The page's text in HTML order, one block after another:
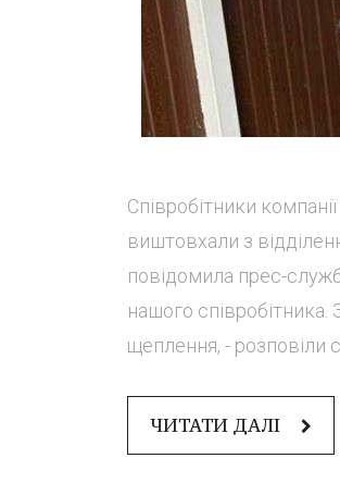
Співробітники
виштовхали з
повідомила прес-
нашого співробітника.
щеплення, - розповіли
ЧИТАТИ ДАЛІ